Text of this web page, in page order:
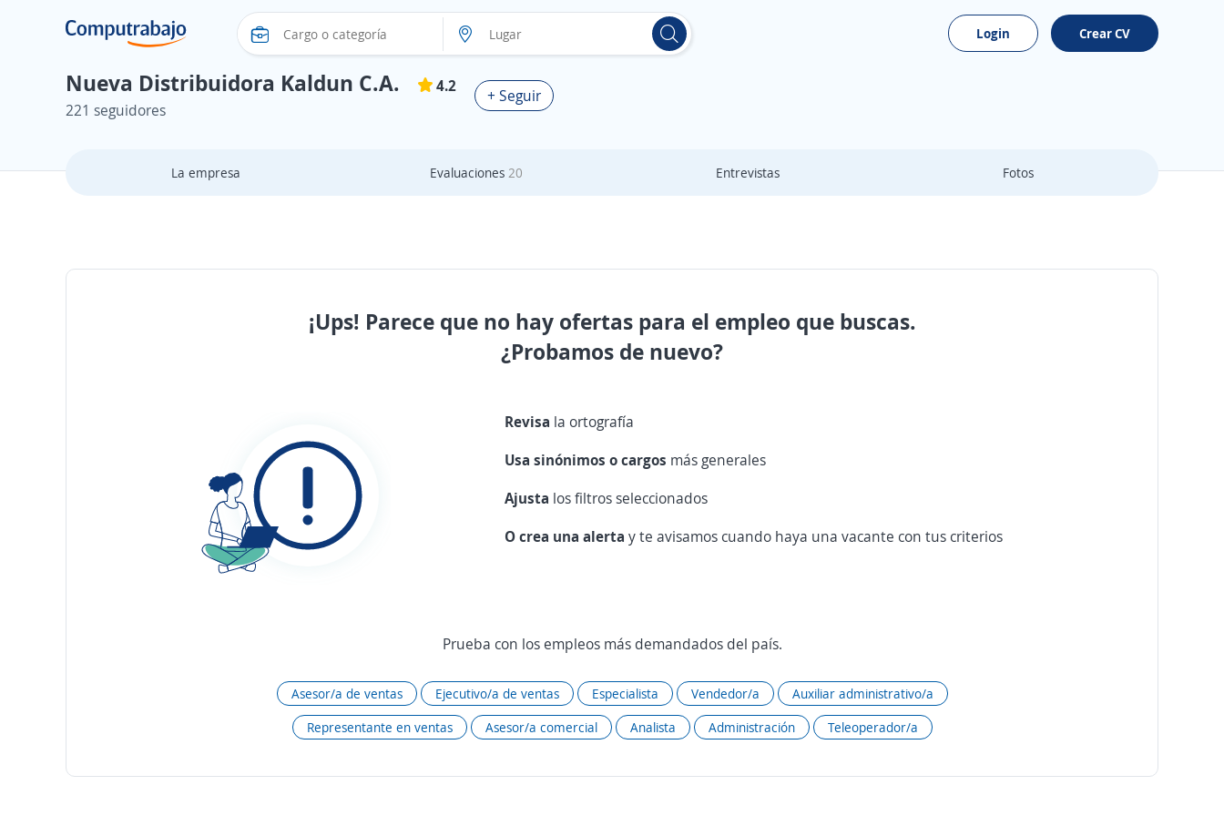
Login Crear CV
Nueva Distribuidora Kaldun C.A.
4.2
221 seguidores
+ Seguir
La empresa Evaluaciones20 Entrevistas Fotos
¡Ups! Parece que no hay ofertas para el empleo que buscas.
¿Probamos de nuevo?
Revisa la ortografía
Usa sinónimos o cargos más generales
Ajusta los filtros seleccionados
O crea una alertay te avisamos cuando haya una vacante con tus criterios
Prueba con los empleos más demandados del país.
Asesor/a de ventas Ejecutivo/a de ventas Especialista Vendedor/a
Auxiliar administrativo/a
Representante en ventas
Asesor/a comercial Analista Administración Teleoperador/a